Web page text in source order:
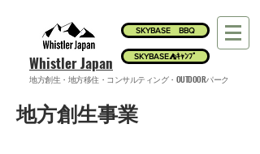
​Whistler Japan
地方創生・地方移住・ コンサルティング・OUTDOORパーク
SKYBASE BBQ
SKYBASE⛺ｷｬﾝﾌﾟ
​地方創生事業